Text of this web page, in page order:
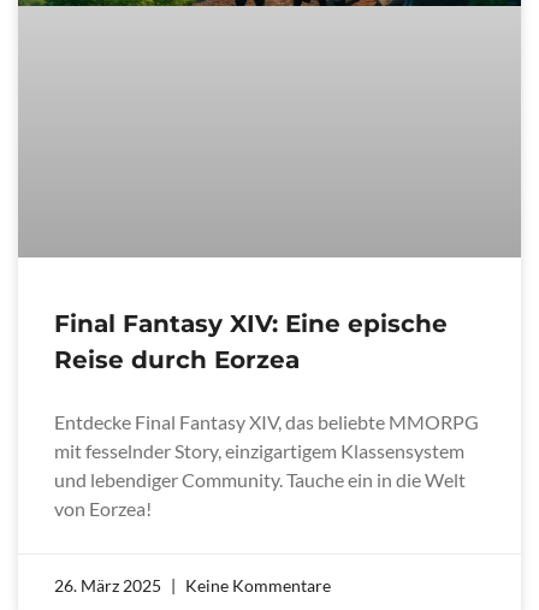
Final Fantasy XIV: Eine epische
Reise durch Eorzea
Entdecke Final Fantasy XIV, das beliebte MMORPG
mit fesselnder Story, einzigartigem Klassensystem
und lebendiger Community. Tauche ein in die Welt
von Eorzea!
26. März 2025 Keine Kommentare